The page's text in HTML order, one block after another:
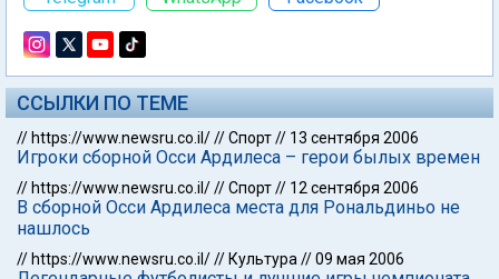
ССЫЛКИ ПО ТЕМЕ
// https://www.newsru.co.il///Спорт// 13 сентября 2006
Игроки сборной Осси Ардилеса – герои былых времен
// https://www.newsru.co.il///Спорт// 12 сентября 2006
В сборной Осси Ардилеса места для Рональдиньо не
нашлось
// https://www.newsru.co.il/// Культура //09 мая 2006